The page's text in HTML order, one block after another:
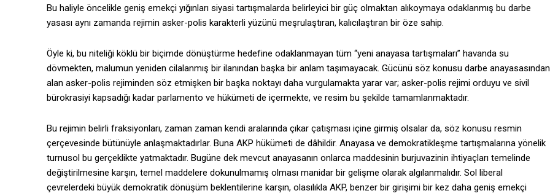
Bu haliyle öncelikle geniş emekçi yığınları siyasi tartışmalarda belirleyici bir güç olmaktan alıkoymaya odaklanmış bu darbe
yasası aynı zamanda rejimin asker-polis karakterli yüzünü meşrulaştıran, kalıcılaştıran bir öze sahip.
Öyle ki, bu niteliği köklü bir biçimde dönüştürme hedefine odaklanmayan tüm “yeni anayasa tartışmaları” havanda su
dövmekten, malumun yeniden cilalanmış bir ilanından başka bir anlam taşımayacak. Gücünü söz konusu darbe anayasasından
alan asker-polis rejiminden söz etmişken bir başka noktayı daha vurgulamakta yarar var; asker-polis rejimi orduyu ve sivil
bürokrasiyi kapsadığı kadar parlamento ve hükümeti de içermekte, ve resim bu şekilde tamamlanmaktadır.
Bu rejimin belirli fraksiyonları, zaman zaman kendi aralarında çıkar çatışması içine girmiş olsalar da, söz konusu resmin
çerçevesinde bütünüyle anlaşmaktadırlar. Buna AKP hükümeti de dâhildir. Anayasa ve demokratikleşme tartışmalarına yönelik
turnusol bu gerçeklikte yatmaktadır. Bugüne dek mevcut anayasanın onlarca maddesinin burjuvazinin ihtiyaçları temelinde
değiştirilmesine karşın, temel maddelere dokunulmamış olması manidar bir gelişme olarak algılanmalıdır. Sol liberal
çevrelerdeki büyük demokratik dönüşüm beklentilerine karşın, olasılıkla AKP, benzer bir girişimi bir kez daha geniş emekçi